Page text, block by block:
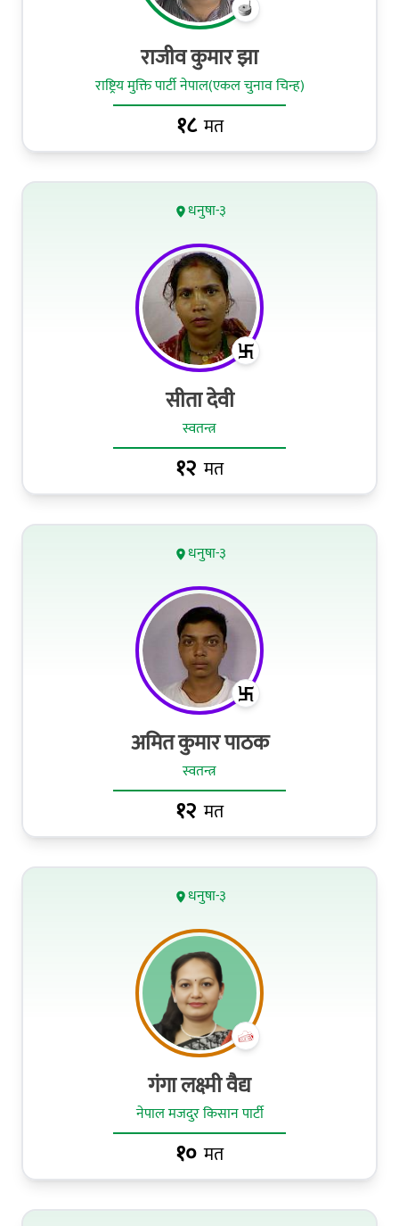
राजीव कुमार झा
राष्ट्रिय मुक्ति पार्टी नेपाल(एकल चुनाव चिन्ह)
१८मत
धनुषा-३
सीता देवी
स्वतन्त्र
१२ मत
धनुषा-३
अमित कुमार पाठक
स्वतन्त्र
१२ मत
धनुषा-३
गंगा लक्ष्मी वैद्य
नेपाल मजदुर किसान पार्टी
१० मत